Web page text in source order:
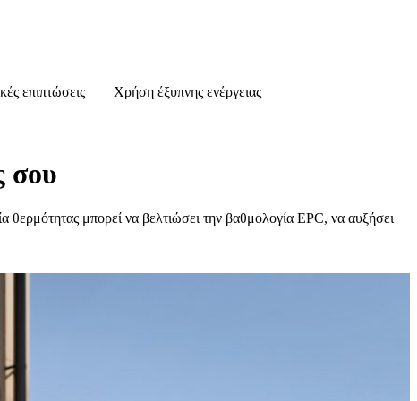
επιπτώσεις Χρήση έξυπνης ενέργειας
σου
θερμότητας μπορεί να βελτιώσει την βαθμολογία EPC, να αυξήσει